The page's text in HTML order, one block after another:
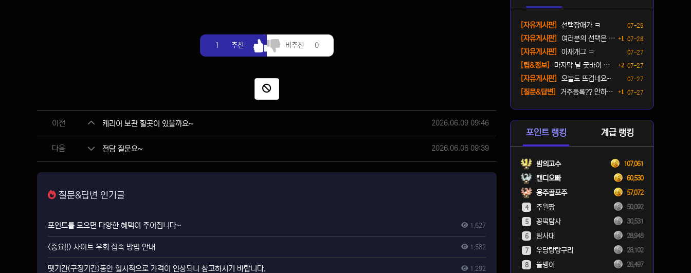
1 추천추천 비추천 0
비추천
신고
관련자료
이전 케리어 보관 할곳이 있을까요~ 작성일
2026.06.09 09:46
다음 전담 질문요~ 작성일
2026.06.06 09:39
질문&답변 인기글
포인트를 모으면 다양한 혜택이 주어집니다~ 1,627
<중요!!> 사이트 우회 접속 방법 안내 1,582
뗏기간(구정기간)동안 일시적으로 가격이 인상되니 참고하시기 바랍니다. 1,292
등록일
07-29
[자유게시판]
선택장애가 ㅋ
등록일
07-28
[자유게시판] 여러분의 선택은 ? ㅋ 1댓글
등록일
07-27
[자유게시판]
아재개그 ㅋ
등록일
07-27
[팁&정보] 마지막 날 굿바이 패키지(짐… 2댓글
등록일
07-27
[자유게시판]
오늘도 뜨겁네요~
등록일
07-27
[질문&답변] 거주등록?? 안하면 단속오나… 1댓글
포인트 랭킹 계급 랭킹
밤의고수 107,061
캔디오빠 60,530
용주골포주 57,072
4 주원짱 50,092
5 꽁떡탐사 30,531
6 탐사대 28,948
7 우당탕탕구리 28,102
8 똘뱅이 26,497